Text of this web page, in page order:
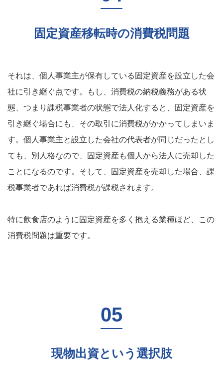
固定資産移転時の消費税問題
それは、個人事業主が保有している固定資産を設立した会
社に引き継ぐ点です。もし、消費税の納税義務がある状
態、つまり課税事業者の状態で法人化すると、固定資産を
引き継ぐ場合にも、その取引に消費税がかかってしまいま
す。個人事業主と設立した会社の代表者が同じだったとし
ても、別人格なので、固定資産も個人から法人に売却した
ことになるのです。そして、固定資産を売却した場合、課
税事業者であれば消費税が課税されます。
特に飲食店のように固定資産を多く抱える業種ほど、この
消費税問題は重要です。
現物出資という選択肢